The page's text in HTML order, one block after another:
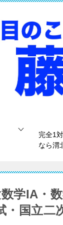
完全1
なら渭
学IA・
・国立